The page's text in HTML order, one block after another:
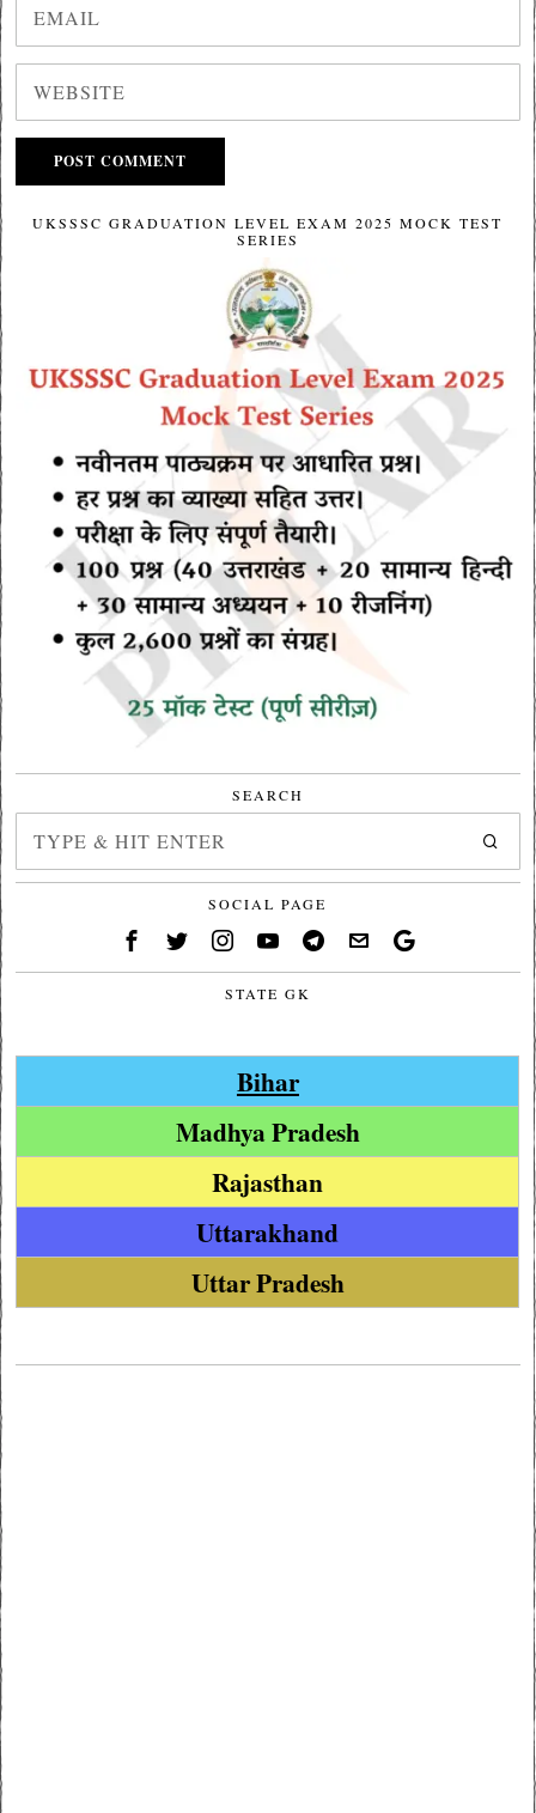
UKSSSC GRADUATION LEVEL EXAM 2025 MOCK TEST
SERIES
SEARCH
SOCIAL PAGE
STATE GK
Bihar
Madhya Pradesh
Rajasthan
Uttarakhand
Uttar Pradesh